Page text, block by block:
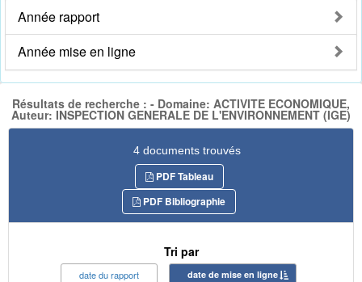
Année rapport
Année mise en ligne
Résultats de recherche : - Domaine: ACTIVITE ECONOMIQUE,
Auteur: INSPECTION GENERALE DE L'ENVIRONNEMENT (IGE)
4 documents trouvés
PDF Tableau
PDF Bibliographie
Tri par
date du rapport date de mise en ligne